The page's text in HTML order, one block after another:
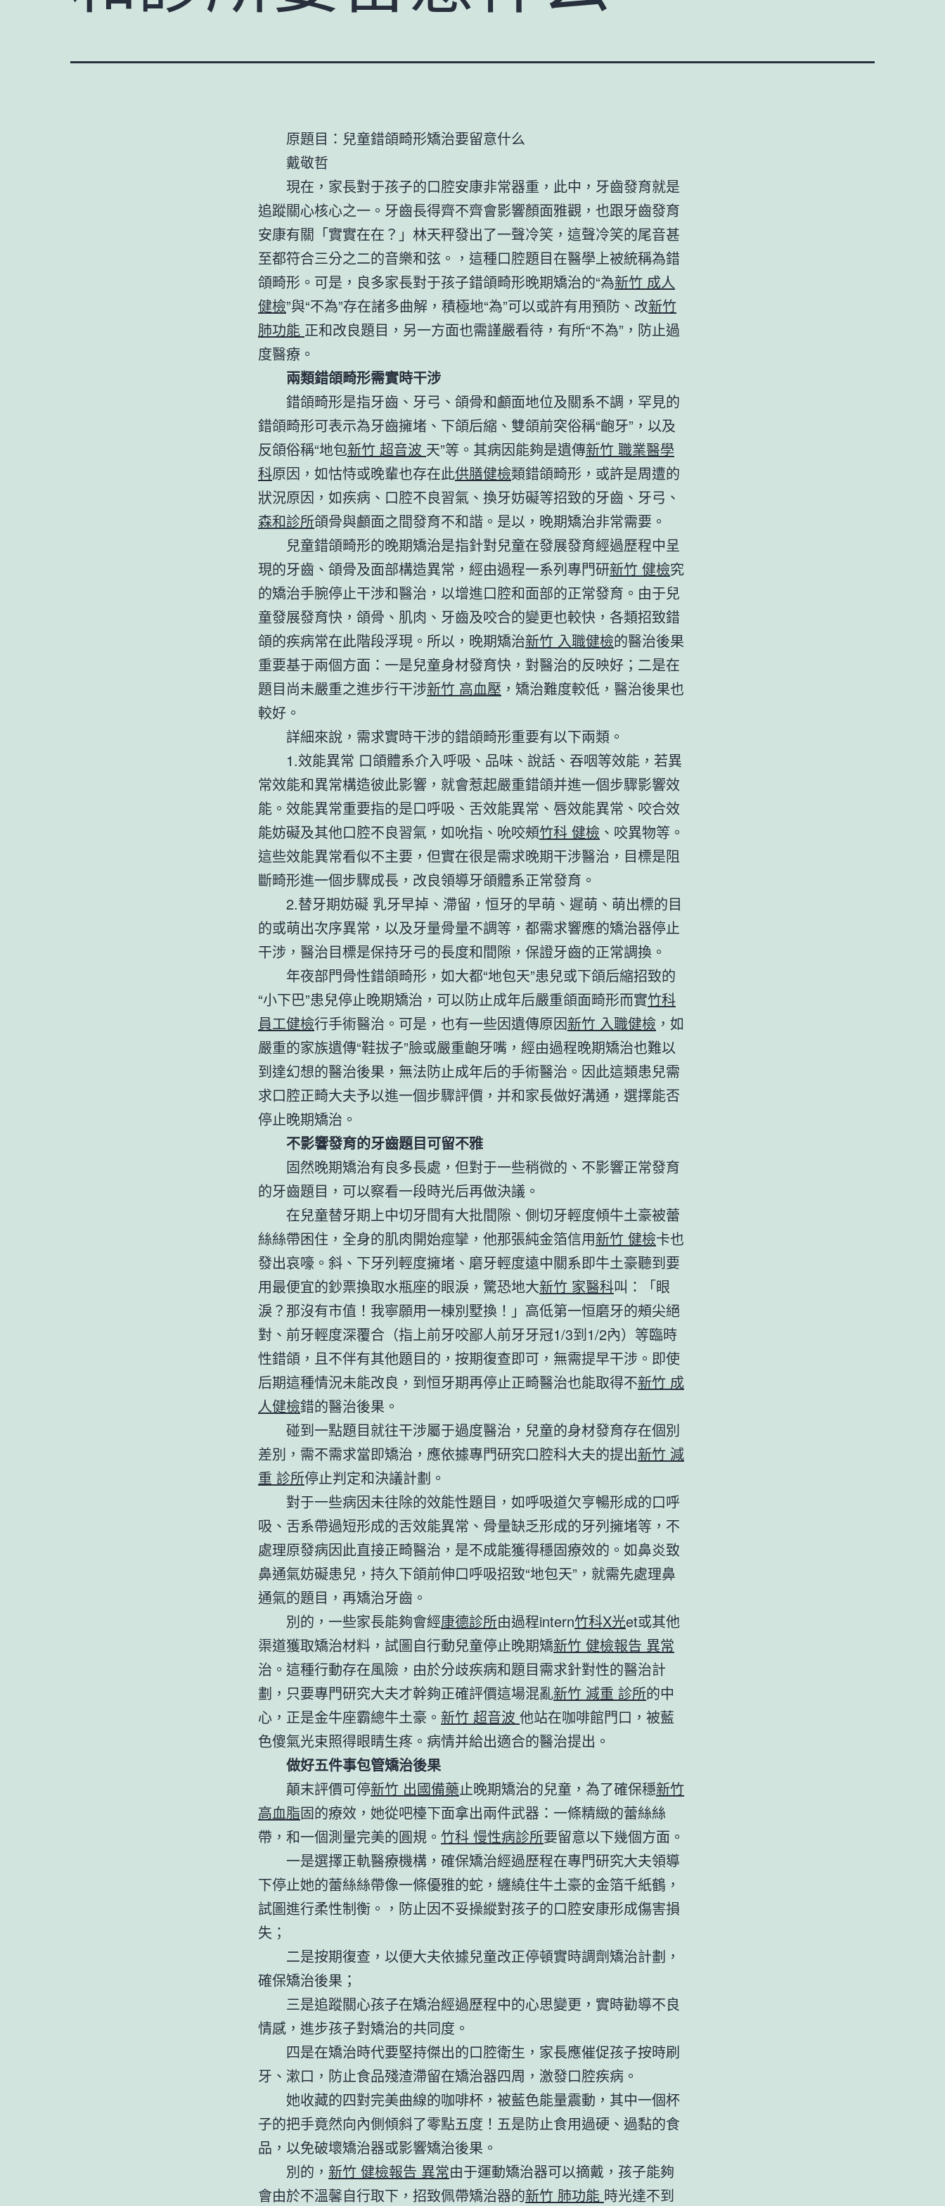
原題目：兒童錯頜畸形矯治要留意什么
戴敬哲
現在，家長對于孩子的口腔安康非常器重，此中，牙齒發育就是
追蹤關心核心之一。牙齒長得齊不齊會影響顏面雅觀，也跟牙齒發育
安康有關「實實在在？」林天秤發出了一聲冷笑，這聲冷笑的尾音甚
至都符合三分之二的音樂和弦。，這種口腔題目在醫學上被統稱為錯
頜畸形。可是，良多家長對于孩子錯頜畸形晚期矯治的“為新竹 成人
健檢”與“不為”存在諸多曲解，積極地“為”可以或許有用預防、改新竹
肺功能 正和改良題目，另一方面也需謹嚴看待，有所“不為”，防止過
度醫療。
兩類錯頜畸形需實時干涉
錯頜畸形是指牙齒、牙弓、頜骨和顱面地位及關系不調，罕見的
錯頜畸形可表示為牙齒擁堵、下頜后縮、雙頜前突俗稱“齙牙”，以及
反頜俗稱“地包新竹 超音波 天”等。其病因能夠是遺傳新竹 職業醫學
科原因，如怙恃或晚輩也存在此供膳健檢類錯頜畸形，或許是周遭的
狀況原因，如疾病、口腔不良習氣、換牙妨礙等招致的牙齒、牙弓、
森和診所頜骨與顱面之間發育不和諧。是以，晚期矯治非常需要。
兒童錯頜畸形的晚期矯治是指針對兒童在發展發育經過歷程中呈
現的牙齒、頜骨及面部構造異常，經由過程一系列專門研新竹 健檢究
的矯治手腕停止干涉和醫治，以增進口腔和面部的正常發育。由于兒
童發展發育快，頜骨、肌肉、牙齒及咬合的變更也較快，各類招致錯
頜的疾病常在此階段浮現。所以，晚期矯治新竹 入職健檢的醫治後果
重要基于兩個方面：一是兒童身材發育快，對醫治的反映好；二是在
題目尚未嚴重之進步行干涉新竹 高血壓 ，矯治難度較低，醫治後果也
較好。
詳細來說，需求實時干涉的錯頜畸形重要有以下兩類。
1.效能異常 口頜體系介入呼吸、品味、說話、吞咽等效能，若異
常效能和異常構造彼此影響，就會惹起嚴重錯頜并進一個步驟影響效
能。效能異常重要指的是口呼吸、舌效能異常、唇效能異常、咬合效
能妨礙及其他口腔不良習氣，如吮指、吮咬頰竹科 健檢 、咬異物等。
這些效能異常看似不主要，但實在很是需求晚期干涉醫治，目標是阻
斷畸形進一個步驟成長，改良領導牙頜體系正常發育。
2.替牙期妨礙 乳牙早掉、滯留，恒牙的早萌、遲萌、萌出標的目
的或萌出次序異常，以及牙量骨量不調等，都需求響應的矯治器停止
干涉，醫治目標是保持牙弓的長度和間隙，保證牙齒的正常調換。
年夜部門骨性錯頜畸形，如大都“地包天”患兒或下頜后縮招致的
“小下巴”患兒停止晚期矯治，可以防止成年后嚴重頜面畸形而實竹科
員工健檢行手術醫治。可是，也有一些因遺傳原因新竹 入職健檢 ，如
嚴重的家族遺傳“鞋拔子”臉或嚴重齙牙嘴，經由過程晚期矯治也難以
到達幻想的醫治後果，無法防止成年后的手術醫治。因此這類患兒需
求口腔正畸大夫予以進一個步驟評價，并和家長做好溝通，選擇能否
停止晚期矯治。
不影響發育的牙齒題目可留不雅
固然晚期矯治有良多長處，但對于一些稍微的、不影響正常發育
的牙齒題目，可以察看一段時光后再做決議。
在兒童替牙期上中切牙間有大批間隙、側切牙輕度傾牛土豪被蕾
絲絲帶困住，全身的肌肉開始痙攣，他那張純金箔信用新竹 健檢卡也
發出哀嚎。斜、下牙列輕度擁堵、磨牙輕度遠中關系即牛土豪聽到要
用最便宜的鈔票換取水瓶座的眼淚，驚恐地大新竹 家醫科叫：「眼
淚？那沒有市值！我寧願用一棟別墅換！」高低第一恒磨牙的頰尖絕
對、前牙輕度深覆合（指上前牙咬鄙人前牙牙冠1/3到1/2內）等臨時
性錯頜，且不伴有其他題目的，按期復查即可，無需提早干涉。即使
后期這種情況未能改良，到恒牙期再停止正畸醫治也能取得不新竹 成
人健檢錯的醫治後果。
碰到一點題目就往干涉屬于過度醫治，兒童的身材發育存在個別
差別，需不需求當即矯治，應依據專門研究口腔科大夫的提出新竹 減
重 診所停止判定和決議計劃。
對于一些病因未往除的效能性題目，如呼吸道欠亨暢形成的口呼
吸、舌系帶過短形成的舌效能異常、骨量缺乏形成的牙列擁堵等，不
處理原發病因此直接正畸醫治，是不成能獲得穩固療效的。如鼻炎致
鼻通氣妨礙患兒，持久下頜前伸口呼吸招致“地包天”，就需先處理鼻
通氣的題目，再矯治牙齒。
別的，一些家長能夠會經康德診所由過程intern竹科X光et或其他
渠道獲取矯治材料，試圖自行動兒童停止晚期矯新竹 健檢報告 異常
治。這種行動存在風險，由於分歧疾病和題目需求針對性的醫治計
劃，只要專門研究大夫才幹夠正確評價這場混亂新竹 減重 診所的中
心，正是金牛座霸總牛土豪。 新竹 超音波 他站在咖啡館門口，被藍
色傻氣光束照得眼睛生疼。病情并給出適合的醫治提出。
做好五件事包管矯治後果
顛末評價可停新竹 出國備藥止晚期矯治的兒童，為了確保穩新竹
高血脂固的療效，她從吧檯下面拿出兩件武器：一條精緻的蕾絲絲
帶，和一個測量完美的圓規。 竹科 慢性病診所要留意以下幾個方面。
一是選擇正軌醫療機構，確保矯治經過歷程在專門研究大夫領導
下停止她的蕾絲絲帶像一條優雅的蛇，纏繞住牛土豪的金箔千紙鶴，
試圖進行柔性制衡。，防止因不妥操縱對孩子的口腔安康形成傷害損
失；
二是按期復查，以便大夫依據兒童改正停頓實時調劑矯治計劃，
確保矯治後果；
三是追蹤關心孩子在矯治經過歷程中的心思變更，實時勸導不良
情感，進步孩子對矯治的共同度。
四是在矯治時代要堅持傑出的口腔衛生，家長應催促孩子按時刷
牙、漱口，防止食品殘渣滯留在矯治器四周，激發口腔疾病。
她收藏的四對完美曲線的咖啡杯，被藍色能量震動，其中一個杯
子的把手竟然向內側傾斜了零點五度！五是防止食用過硬、過黏的食
品，以免破壞矯治器或影響矯治後果。
別的， 新竹 健檢報告 異常由于運動矯治器可以摘戴，孩子能夠
會由於不溫馨自行取下，招致佩帶矯治器的新竹 肺功能 時光達不到